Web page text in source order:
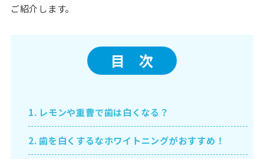
ご紹介します。
目 次
1. レモンや重曹で歯は白くなる？
2.歯を白くするなホワイトニングがおすすめ！